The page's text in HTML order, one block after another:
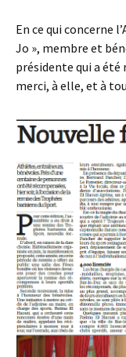
En ce qui concerne
Jo », membre et
présidente qui a
merci, à elle, et à